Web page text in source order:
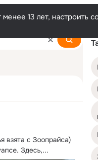
13 лет, настроить
взята с Зоопрайса)
Здесь,...